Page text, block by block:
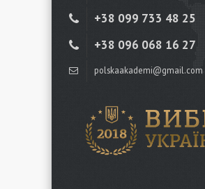
+38 ‎099 733 48 25
+38 096 068 16 27
polskaakademi@gmail.com